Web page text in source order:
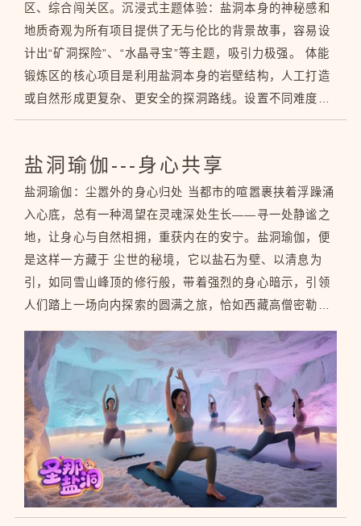
区、综合闯关区。沉浸式主题体验：盐洞本身的神秘感和
地质奇观为所有项目提供了无与伦比的背景故事，容易设
计出“矿洞探险”、“水晶寻宝”等主题，吸引力极强。 体能
锻炼区的核心项目是利用盐洞本身的岩壁结构，人工打造
或自然形成更复杂、更安全的探洞路线。设置不同难度等
级：幼儿体验道、儿童挑战道、勇士极限道。 网绳攀爬王
盐洞瑜伽---身心共享
盐洞瑜伽：尘嚣外的身心归处 当都市的喧嚣裹挟着浮躁涌
入心底，总有一种渴望在灵魂深处生长——寻一处静谧之
地，让身心与自然相拥，重获内在的安宁。盐洞瑜伽，便
是这样一方藏于 尘世的秘境，它以盐石为壁、以清息为
引，如同雪山峰顶的修行般，带着强烈的身心暗示，引领
人们踏上一场向内探索的圆满之旅，恰如西藏高僧密勒日
脱。 步入盐洞，便踏